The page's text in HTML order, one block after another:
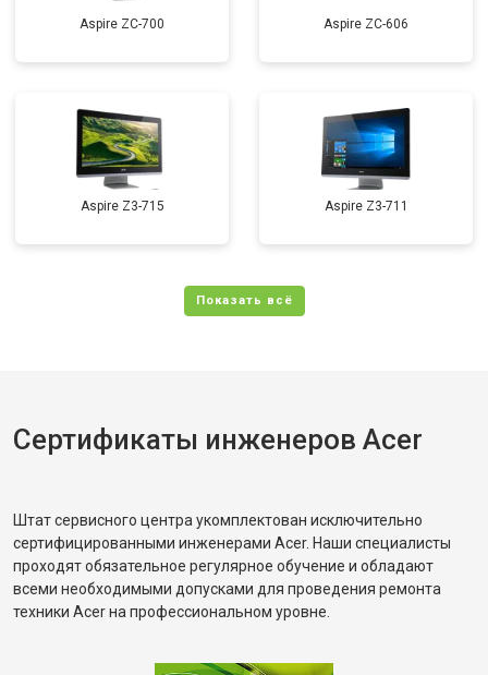
Aspire ZC-700 Aspire ZC-606
Aspire Z3-715 Aspire Z3-711
Сертификаты инженеров Acer
Штат сервисного центра укомплектован исключительно
сертифицированными инженерами Acer. Наши специалисты
проходят обязательное регулярное обучение и обладают
всеми необходимыми допусками для проведения ремонта
техники Acer на профессиональном уровне.